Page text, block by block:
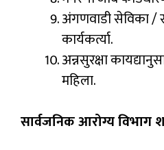
अंगणवाडी सेविका /
कार्यकर्त्या.
अन्नसुरक्षा
महिला.
सार्वजनिक आरोग्य विभाग